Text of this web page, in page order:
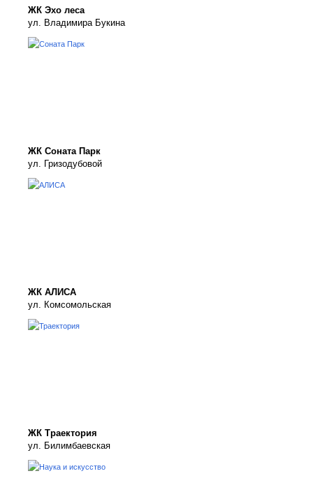
ЖК Эхо леса
ул. Владимира Букина
ЖК Соната Парк
ул. Гризодубовой
ЖК АЛИСА
ул. Комсомольская
ЖК Траектория
ул. Билимбаевская